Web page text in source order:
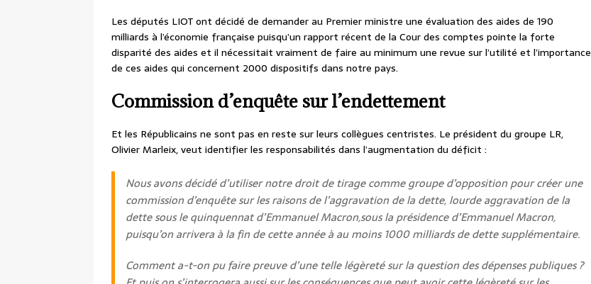
Les députés LIOT ont décidé de demander au Premier ministre une évaluation des aides de 190
milliards à l’économie française puisqu’un rapport récent de la Cour des comptes pointe la forte
disparité des aides et il nécessitait vraiment de faire au minimum une revue sur l’utilité et l’importance
de ces aides qui concernent 2000 dispositifs dans notre pays.
Commission d’enquête sur l’endettement
Et les Républicains ne sont pas en reste sur leurs collègues centristes. Le président du groupe LR,
Olivier Marleix, veut identifier les responsabilités dans l’augmentation du déficit :
Nous avons décidé d’utiliser notre droit de tirage comme groupe d’opposition pour créer une
commission d’enquête sur les raisons de l’aggravation de la dette, lourde aggravation de la
dette sous le quinquennat d’Emmanuel Macron,sous la présidence d’Emmanuel Macron,
puisqu’on arrivera à la fin de cette année à au moins 1000 milliards de dette supplémentaire.
Comment a-t-on pu faire preuve d’une telle légèreté sur la question des dépenses publiques ?